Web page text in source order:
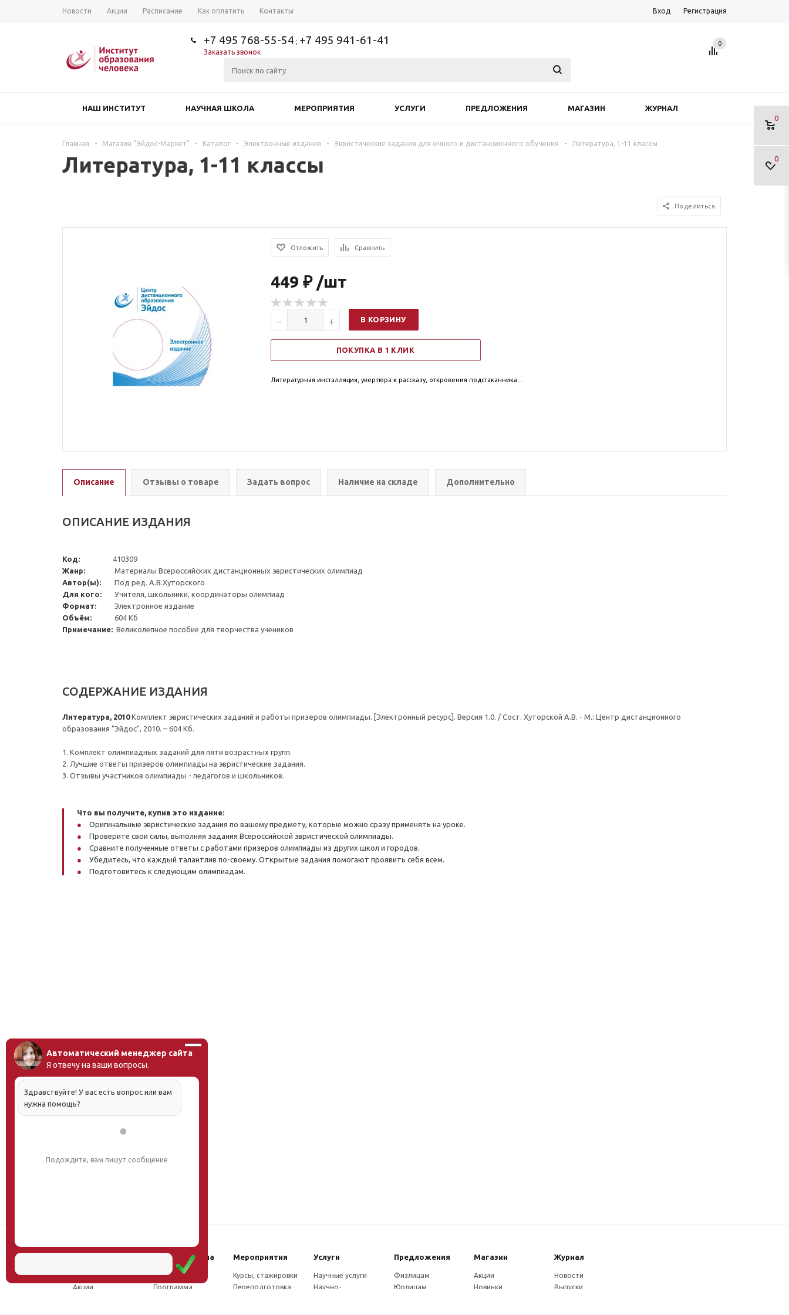
Новости Акции Расписание Как оплатить Контакты Вход Регистрация
+7 495 768-55-54 ; +7 495 941-61-41
Заказать звонок
0
0
0
НАШ ИНСТИТУТ НАУЧНАЯ ШКОЛА МЕРОПРИЯТИЯ УСЛУГИ ПРЕДЛОЖЕНИЯ МАГАЗИН ЖУРНАЛ
Главная - Магазин "Эйдос-Маркет" - Каталог - Электронные издания - Эвристические задания для очного и дистанционного обучения - Литература, 1-11 классы
Литература, 1-11 классы
Поделиться
Отложить Сравнить
449 ₽ /шт
В КОРЗИНУ
ПОКУПКА В 1 КЛИК
Литературная инсталляция, увертюра к рассказу, откровения подстаканника...
Описание Отзывы о товаре Задать вопрос Наличие на складе Дополнительно
ОПИСАНИЕ ИЗДАНИЯ
Код:
410309
Жанр:
Материалы Всероссийских дистанционных эвристических олимпиад
Автор(ы):
Под ред. А.В.Хуторского
Для кого:
Учителя, школьники, координаторы олимпиад
Формат:
Электронное издание
Объём:
604 Кб
Примечание: Великолепное пособие для творчества учеников
СОДЕРЖАНИЕ ИЗДАНИЯ
Литература, 2010Комплект эвристических заданий и работы призёров олимпиады. [Электронный ресурс]. Версия 1.0. / Сост. Хуторской А.В. - М.: Центр дистанционного
образования "Эйдос", 2010. – 604 Кб.
1. Комплект олимпиадных заданий для пяти возрастных групп.
2. Лучшие ответы призеров олимпиады на эвристические задания.
3. Отзывы участников олимпиады - педагогов и школьников.
Что вы получите, купив это издание:
Оригинальные эвристические задания по вашему предмету, которые можно сразу применять на уроке.
Проверите свои силы, выполняя задания Всероссийской эвристической олимпиады.
Сравните полученные ответы с работами призеров олимпиады из других школ и городов.
Убедитесь, что каждый талантлив по-своему. Открытые задания помогают проявить себя всем.
Подготовитесь к следующим олимпиадам.
Научная школа Мероприятия Услуги Предложения Магазин Журнал
Новости
Акции
Концепция
Программа
Курсы, стажировки
Переподготовка
Научные услуги
Научно-
Физлицам
Юрлицам
Акции
Новинки
Новости
Выпуски
Автоматический менеджер сайта
Я отвечу на ваши вопросы.
Здравствуйте! У вас есть вопрос или вам
нужна помощь?
Подождите, вам пишут сообщение